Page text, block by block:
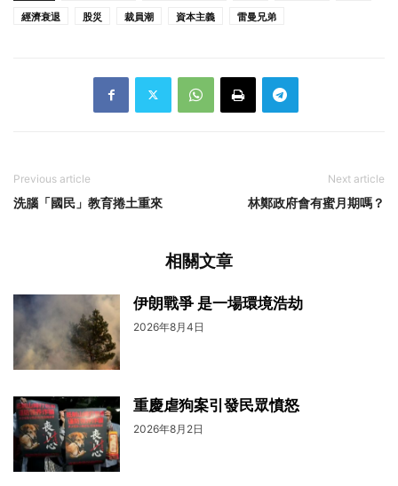
經濟衰退
股災 裁員潮 資本主義 雷曼兄弟
Previous article
洗腦「國民」教育捲土重來
Next article
林鄭政府會有蜜月期嗎？
相關文章
伊朗戰爭 是一場環境浩劫
2026年8月4日
重慶虐狗案引發民眾憤怒
2026年8月2日